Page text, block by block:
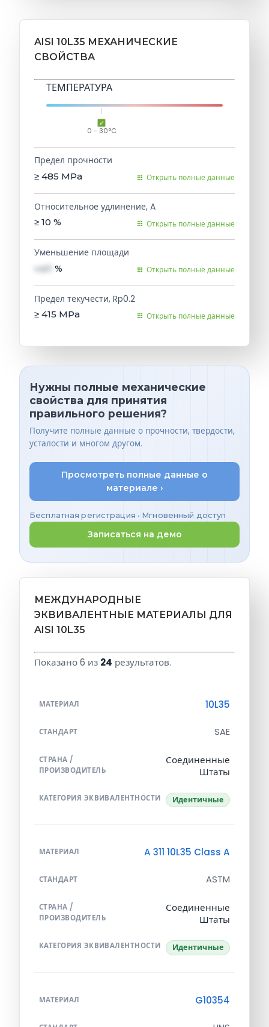
AISI 10L35 МЕХАНИЧЕСКИЕ
СВОЙСТВА
ТЕМПЕРАТУРА
0 - 30°C
Предел прочности
≥ 485 MPa Открыть полные данные
Относительное удлинение, A
≥ 10 % Открыть полные данные
Уменьшение площади
val1 % Открыть полные данные
Предел текучести, Rp0.2
≥ 415 MPa Открыть полные данные
Нужны полные механические
свойства для принятия
правильного решения?
Получите полные данные о прочности, твердости,
усталости и многом другом.
Просмотреть полные данные о
материале ›
Бесплатная регистрация • Мгновенный доступ
Записаться на демо
МЕЖДУНАРОДНЫЕ
ЭКВИВАЛЕНТНЫЕ МАТЕРИАЛЫ ДЛЯ
AISI 10L35
Показано 6 из 24 результатов.
МАТЕРИАЛ 10L35
СТАНДАРТ SAE
СТРАНА /
ПРОИЗВОДИТЕЛЬ
Соединенные
Штаты
КАТЕГОРИЯ ЭКВИВАЛЕНТНОСТИ Идентичные
МАТЕРИАЛ A 311 10L35 Class A
СТАНДАРТ ASTM
СТРАНА /
ПРОИЗВОДИТЕЛЬ
Соединенные
Штаты
КАТЕГОРИЯ ЭКВИВАЛЕНТНОСТИ Идентичные
МАТЕРИАЛ G10354